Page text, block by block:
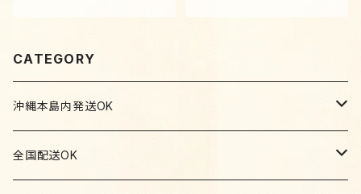
CATEGORY
沖縄本島内発送OK
家具
全国配送OK